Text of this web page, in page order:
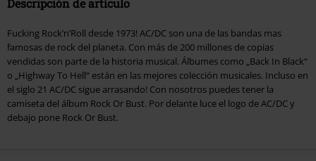
Descripción de artículo
Fucking Rock’n’Roll desde 1973! AC/DC son una de las bandas mas
famosas de rock del planeta. Con más de 200 millones de copias
vendidas son parte de la historia musical. Álbumes como „Back In Black“
o „Highway To Hell“ están en las mejores colección musicales. Incluso en
el siglo 21 AC/DC sigue arrasando! Con nosotros puedes tener la
camiseta del álbum Rock Or Bust. Por delante luce el logo de AC/DC y
debajo pone Rock Or Bust.